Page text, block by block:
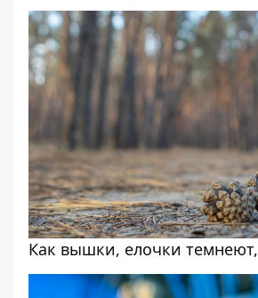
Как вышки, елочки темнеют,